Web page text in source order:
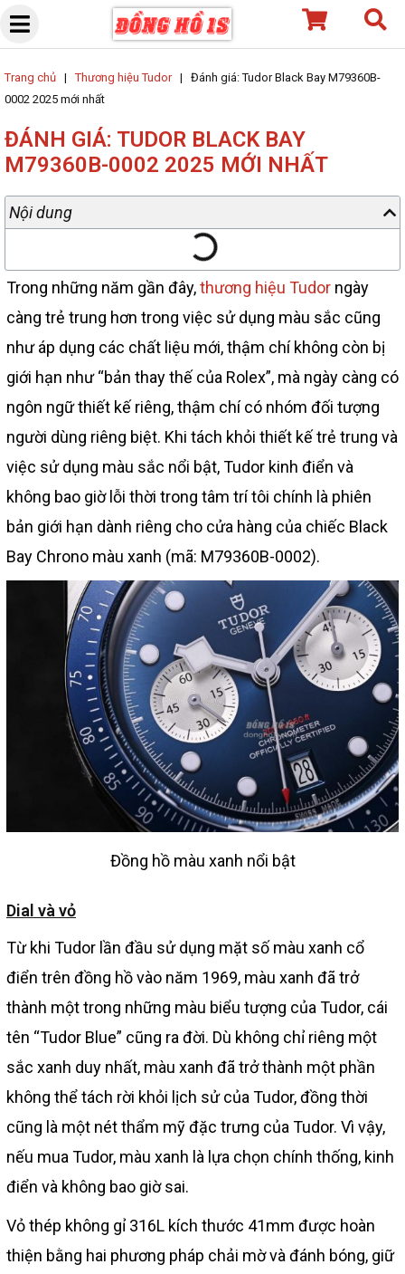
Skip
Trang chủ |Thương hiệu Tudor| Đánh giá: Tudor Black Bay M79360B-
0002 2025 mới nhất
ĐÁNH GIÁ: TUDOR BLACK BAY
M79360B-0002 2025 MỚI NHẤT
Nội dung
Trong những năm gần đây,thương hiệu Tudor ngày
càng trẻ trung hơn trong việc sử dụng màu sắc cũng
như áp dụng các chất liệu mới, thậm chí không còn bị
giới hạn như “bản thay thế của Rolex”, mà ngày càng có
ngôn ngữ thiết kế riêng, thậm chí có nhóm đối tượng
người dùng riêng biệt. Khi tách khỏi thiết kế trẻ trung và
việc sử dụng màu sắc nổi bật, Tudor kinh điển và
không bao giờ lỗi thời trong tâm trí tôi chính là phiên
bản giới hạn dành riêng cho cửa hàng của chiếc Black
Bay Chrono màu xanh (mã: M79360B-0002).
Đồng hồ màu xanh nổi bật
Dial và vỏ
Từ khi Tudor lần đầu sử dụng mặt số màu xanh cổ
điển trên đồng hồ vào năm 1969, màu xanh đã trở
thành một trong những màu biểu tượng của Tudor, cái
tên “Tudor Blue” cũng ra đời. Dù không chỉ riêng một
sắc xanh duy nhất, màu xanh đã trở thành một phần
không thể tách rời khỏi lịch sử của Tudor, đồng thời
cũng là một nét thẩm mỹ đặc trưng của Tudor. Vì vậy,
nếu mua Tudor, màu xanh là lựa chọn chính thống, kinh
điển và không bao giờ sai.
Vỏ thép không gỉ 316L kích thước 41mm được hoàn
thiện bằng hai phương pháp chải mờ và đánh bóng, giữ